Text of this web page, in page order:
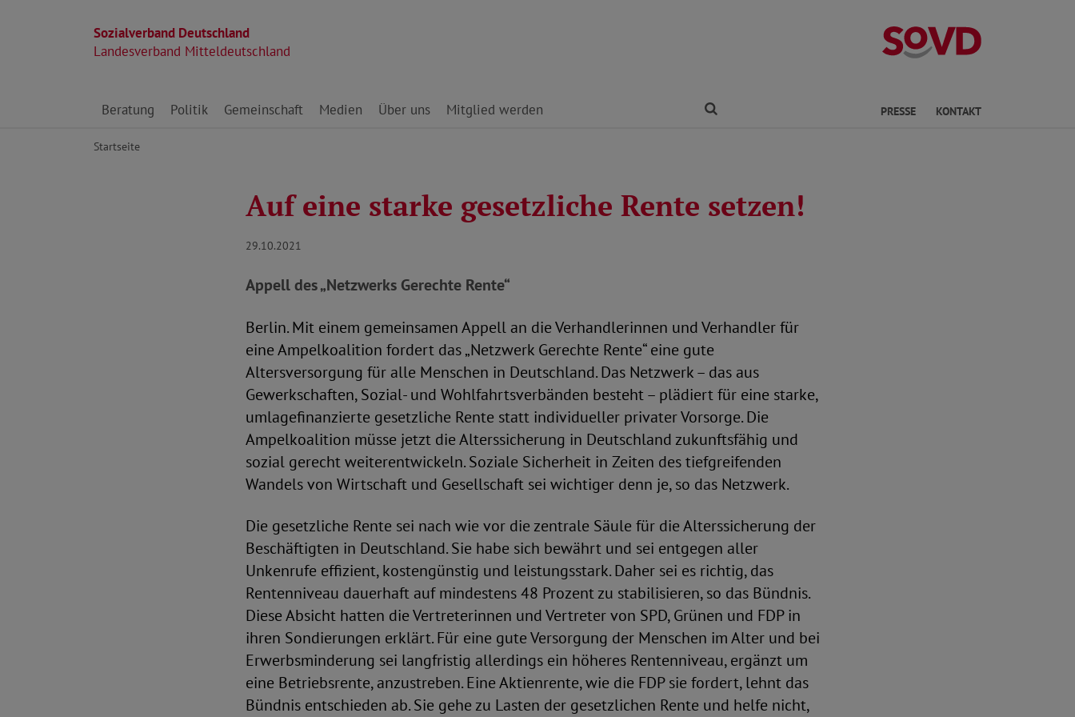
Sozialverband Deutschland
Landesverband Mitteldeutschland
Direkt zu den Inhalten springen
Beratung Politik Gemeinschaft Medien Über uns Mitglied werden PRESSE KONTAKT
Startseite
Auf eine starke gesetzliche Rente setzen!
29.10.2021
Appell des „Netzwerks Gerechte Rente“
Berlin. Mit einem gemeinsamen Appell an die Verhandlerinnen und Verhandler für
eine Ampelkoalition fordert das „Netzwerk Gerechte Rente“ eine gute
Altersversorgung für alle Menschen in Deutschland. Das Netzwerk – das aus
Gewerkschaften, Sozial- und Wohlfahrtsverbänden besteht – plädiert für eine starke,
umlagefinanzierte gesetzliche Rente statt individueller privater Vorsorge. Die
Ampelkoalition müsse jetzt die Alterssicherung in Deutschland zukunftsfähig und
sozial gerecht weiterentwickeln. Soziale Sicherheit in Zeiten des tiefgreifenden
Wandels von Wirtschaft und Gesellschaft sei wichtiger denn je, so das Netzwerk.
Die gesetzliche Rente sei nach wie vor die zentrale Säule für die Alterssicherung der
Beschäftigten in Deutschland. Sie habe sich bewährt und sei entgegen aller
Unkenrufe effizient, kostengünstig und leistungsstark. Daher sei es richtig, das
Rentenniveau dauerhaft auf mindestens 48 Prozent zu stabilisieren, so das Bündnis.
Diese Absicht hatten die Vertreterinnen und Vertreter von SPD, Grünen und FDP in
ihren Sondierungen erklärt. Für eine gute Versorgung der Menschen im Alter und bei
Erwerbsminderung sei langfristig allerdings ein höheres Rentenniveau, ergänzt um
eine Betriebsrente, anzustreben. Eine Aktienrente, wie die FDP sie fordert, lehnt das
Bündnis entschieden ab. Sie gehe zu Lasten der gesetzlichen Rente und helfe nicht,